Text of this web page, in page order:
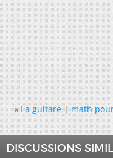
« La guitare|math
DISCUSSIONS